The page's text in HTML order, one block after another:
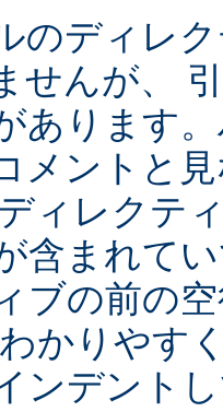
のディレ
せんが、
あります
メントと
ィレクテ
含まれて
ブの前の
かりやす
ンデント